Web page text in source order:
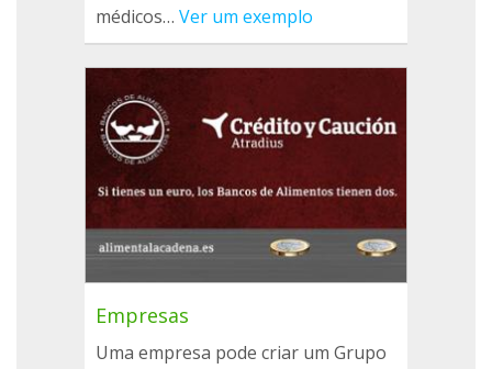
médicos… Ver um exemplo
Empresas
Uma empresa pode criar um Grupo